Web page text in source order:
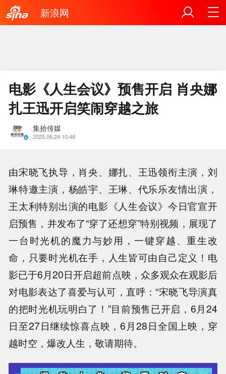
新浪网
电影《人生会议》预售开启 肖央娜
扎王迅开启笑闹穿越之旅
集拾传媒
2025.06.24 10:48
由宋晓飞执导，肖央、娜扎、王迅领衔主演，刘
琳特邀主演，杨皓宇、王琳、代乐乐友情出演，
王太利特别出演的电影《人生会议》今日官宣开
启预售，并发布了“穿了还想穿”特别视频，展现了
一台时光机的魔力与妙用，一键穿越、重生改
命，只要时光机在手，人生皆可由自己定义！电
影已于6月20日开启超前点映，众多观众在观影后
对电影表达了喜爱与认可，直呼：“宋晓飞导演真
的把时光机玩明白了！”目前预售已开启，6月24
日至27日继续惊喜点映，6月28日全国上映，穿
越时空，爆改人生，敬请期待。